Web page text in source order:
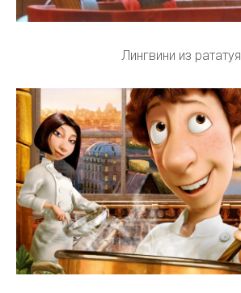
Лингвини из рататуя